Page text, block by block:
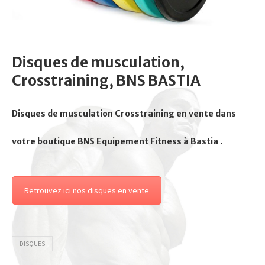
Disques de musculation,
Crosstraining, BNS BASTIA
Disques de musculation Crosstraining en vente dans
votre boutique BNS Equipement Fitness à Bastia .
Retrouvez ici nos disques en vente
DISQUES